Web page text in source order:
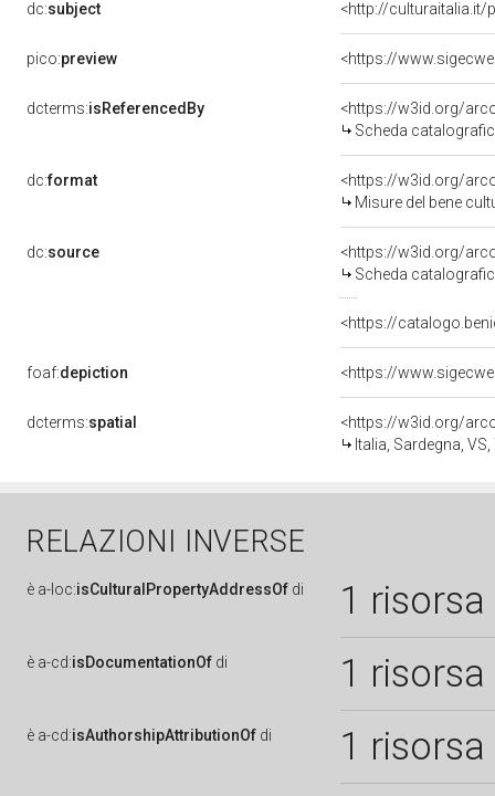
dc:subject <http://culturaitalia.it/
pico:preview <https://
dcterms:isReferencedBy
<https://w3id.org/
Scheda
dc:format
<https://w3id.org/
Misure del bene
dc:source
<https://w3id.org/
Scheda
<https://
foaf:depiction <https://
dcterms:spatial
<https://w3id.org/
Italia, Sardegna, VS,
RELAZIONI INVERSE
è a-loc:isCulturalPropertyAddressOf di 1 risorsa
è a-cd:isDocumentationOf di 1 risorsa
è a-cd:isAuthorshipAttributionOf di 1 risorsa